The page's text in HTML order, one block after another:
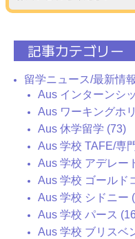
記事カテゴリー
留学ニュース/最新情
Aus インターンシ
Aus ワーキングホ
Aus 休学留学 (73)
Aus 学校 TAFE/専
Aus 学校 アデレー
Aus 学校 ゴールド
Aus 学校 シドニー
Aus 学校 パース
Aus 学校 ブリスベ